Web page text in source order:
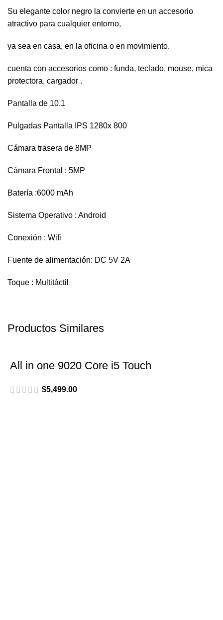
Su elegante color negro la convierte en un accesorio
atractivo para cualquier entorno,
ya sea en casa, en la oficina o en movimiento.
cuenta con accesorios como : funda, teclado, mouse, mica
protectora, cargador .
Pantalla de 10.1
Pulgadas Pantalla IPS 1280x 800
Cámara trasera de 8MP
Cámara Frontal : 5MP
Batería :6000 mAh
Sistema Operativo : Android
Conexión : Wifi
Fuente de alimentación: DC 5V 2A
Toque : Multitáctil
Productos Similares
All in one 9020 Core i5 Touch
$5,499.00